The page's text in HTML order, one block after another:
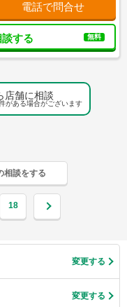
電話で問合せ
する 無料
店舗に相談
がある場合がございます
相談をする
18
変更する
変更する